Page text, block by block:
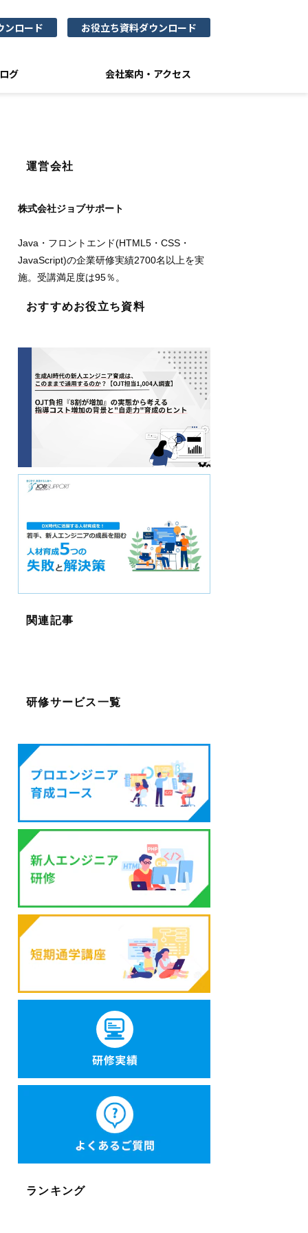
ンロード お役立ち資料ダウンロード
グ 会社案内・アクセス
運営会社
株式会社ジョブサポート
Java・フロントエンド(HTML5・CSS・
JavaScript)の企業研修実績2700名以上を実
施。受講満足度は95％。
おすすめお役立ち資料
関連記事
研修サービス一覧
ランキング